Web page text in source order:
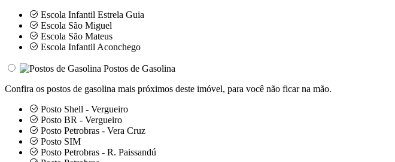
Escola Infantil Estrela Guia
Escola São Miguel
Escola São Mateus
Escola Infantil Aconchego
Postos de Gasolina
Confira os postos de gasolina mais próximos deste imóvel, para você não ficar na mão.
Posto Shell - Vergueiro
Posto BR - Vergueiro
Posto Petrobras - Vera Cruz
Posto SIM
Posto Petrobras - R. Paissandú